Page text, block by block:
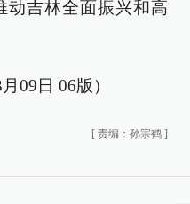
动吉林全面振兴和高
09日 06版）
[ 责编：孙宗鹤 ]